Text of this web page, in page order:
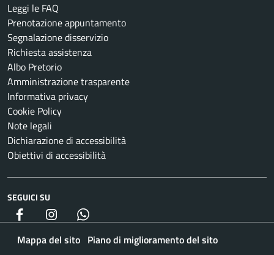
Leggi le FAQ
Prenotazione appuntamento
Segnalazione disservizio
Richiesta assistenza
Albo Pretorio
Amministrazione trasparente
Informativa privacy
Cookie Policy
Note legali
Dichiarazione di accessibilità
Obiettivi di accessibilità
SEGUICI SU
Facebook Instagram
Mappa del sito Piano di miglioramento del sito